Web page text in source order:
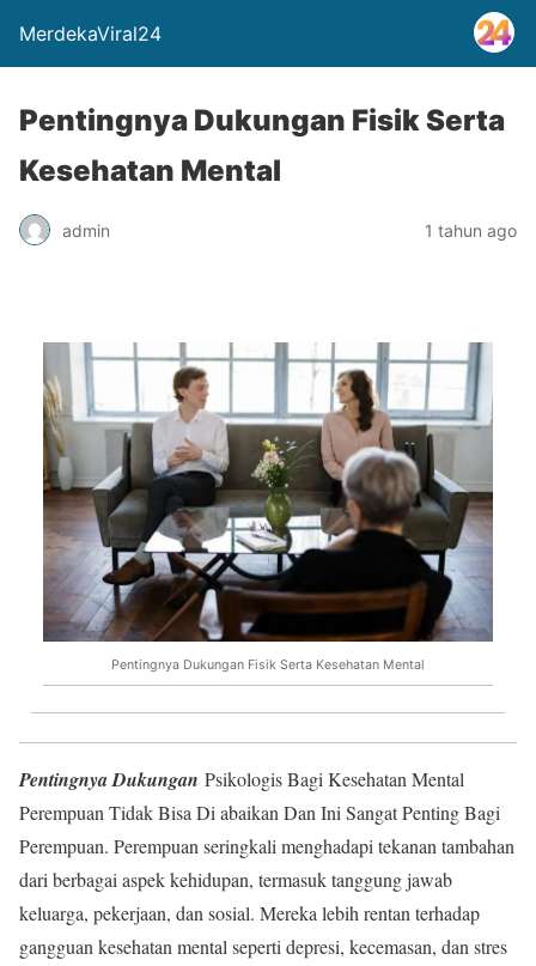
MerdekaViral24
Pentingnya Dukungan Fisik Serta
Kesehatan Mental
admin 1 tahun ago
Pentingnya Dukungan Fisik Serta Kesehatan Mental
Pentingnya Dukungan Psikologis Bagi Kesehatan Mental
Perempuan Tidak Bisa Di abaikan Dan Ini Sangat Penting Bagi
Perempuan. Perempuan seringkali menghadapi tekanan tambahan
dari berbagai aspek kehidupan, termasuk tanggung jawab
keluarga, pekerjaan, dan sosial. Mereka lebih rentan terhadap
gangguan kesehatan mental seperti depresi, kecemasan, dan stres